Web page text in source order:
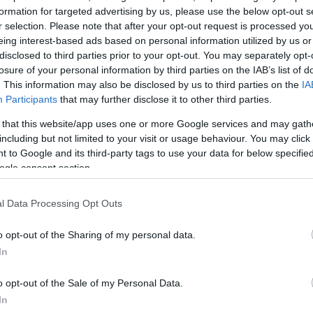
for targeted advertising by us, please use the below opt-out
selection. Please note that after your opt-out request is processed
interest-based ads based on personal information utilized by us
to third parties prior to your opt-out. You may separately
of your personal information by third parties on the IAB’s list of
This information may also be disclosed by us to third parties on the
Participants that may further disclose it to other third parties.
that this website/app uses one or more Google services and may
but not limited to your visit or usage behaviour. You may
to Google and its third-party tags to use your data for below
consent section.
Data Processing Opt Outs
opt-out of the Sharing of my personal data.
opt-out of the Sale of my Personal Data.
το ανθρωπίνως δυνατό και λίγο παραπάνω για να
ότι μέχρι στιγμής τα πράγματα πάνε κατ’
μέτρα για την αφρικανική πανώλη των χοίρων έχουν
Βουλγαρία. Η Διεύθυνση Κτηνιατρικής της
Μακεδονίας, άλλωστε, έχει αναφέρει σε
τα δεσποζόμενα και άγρια χοιροειδή και μπορεί
τις μετακινήσεις φορτίων των ζώων
της Ένωσης αλλά και τις εξαγωγές σε τρίτες
η είσοδος του νοσήματος στην Ελλάδα, συνιστάται
παθητικής επιτήρησης (η συλλογή και δειγματοληψία